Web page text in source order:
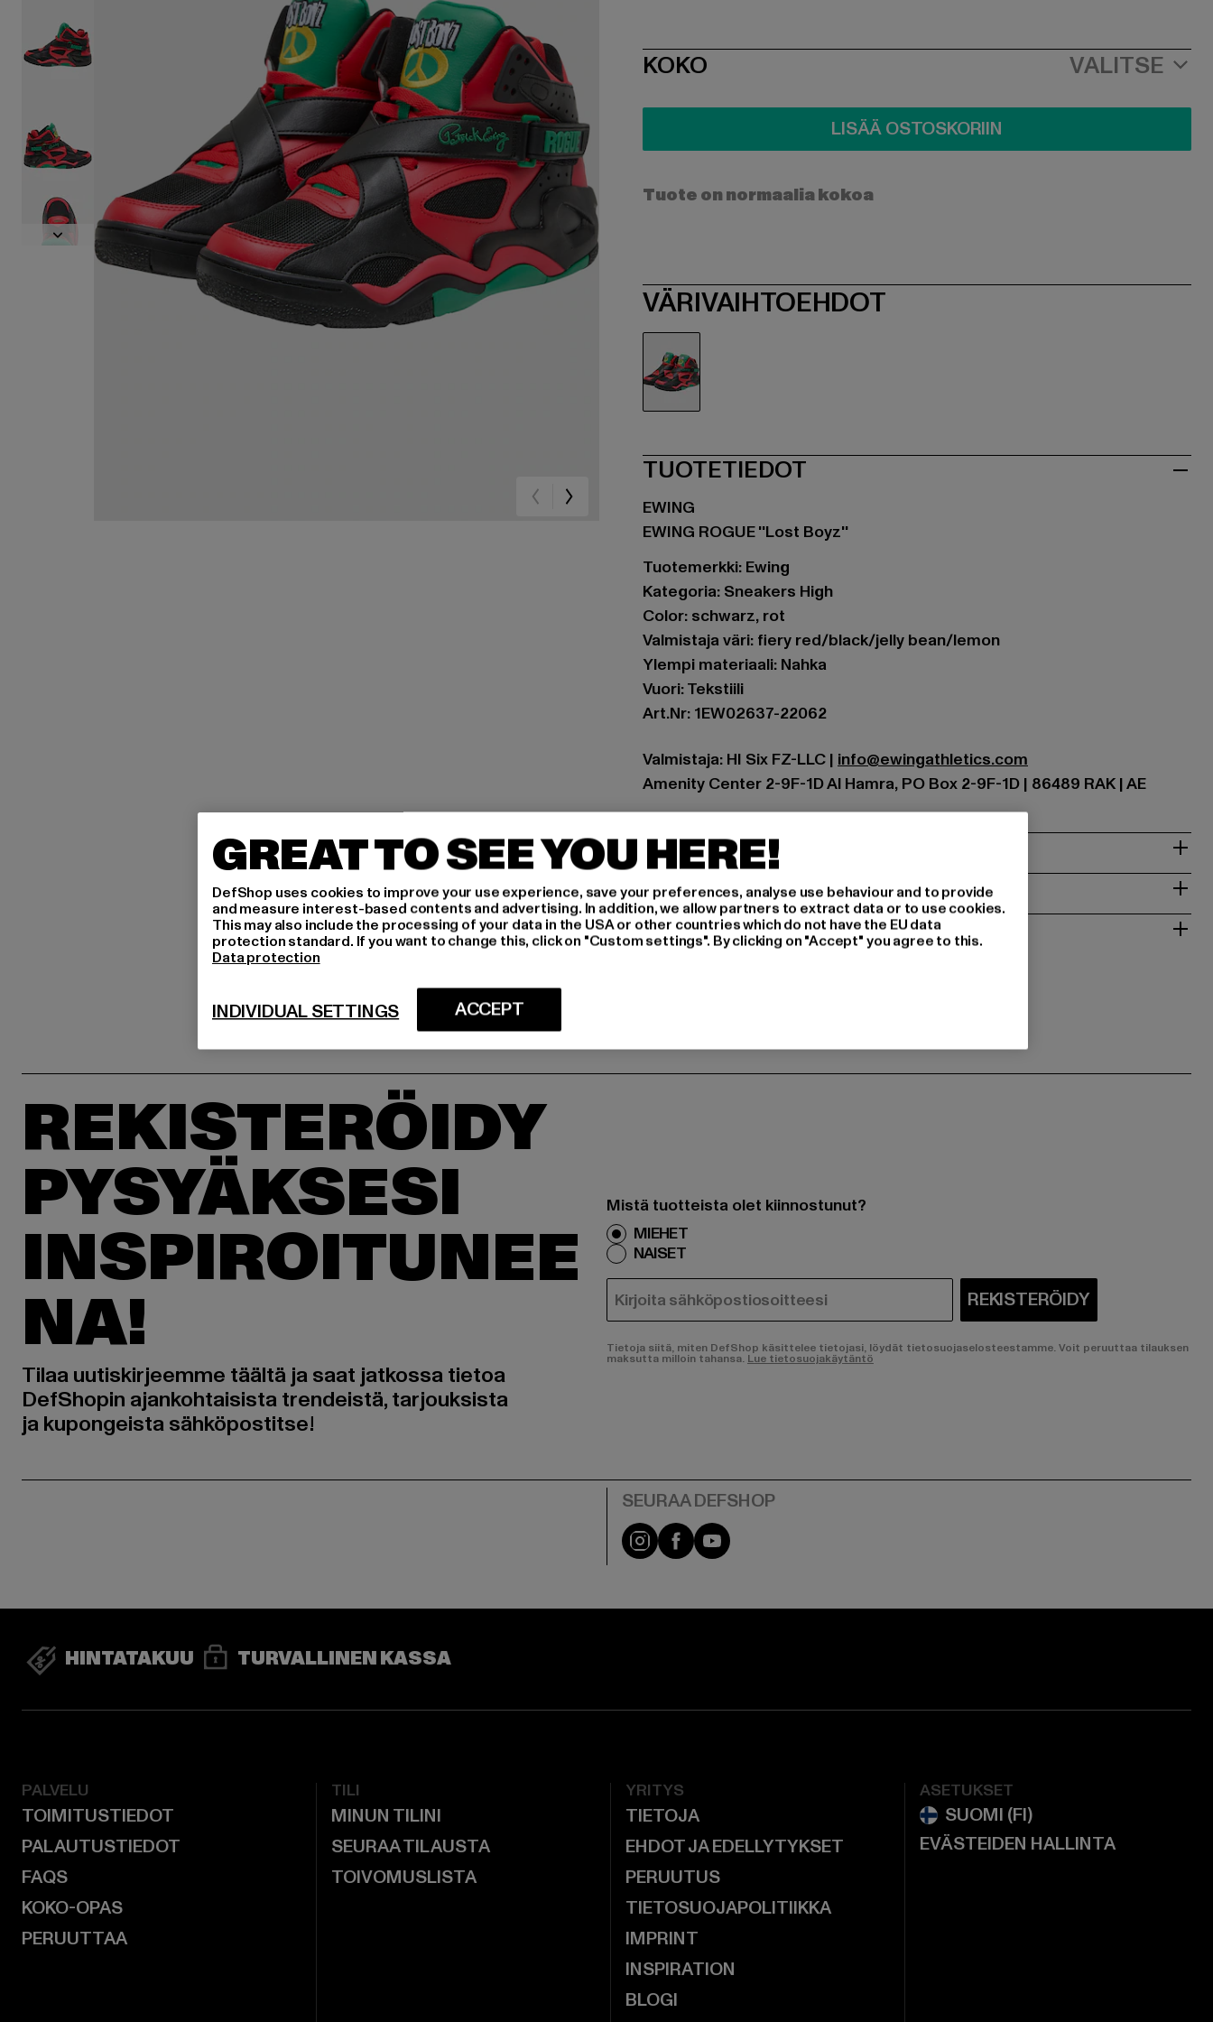
SIZE
KOKO VALITSE
LISÄÄ OSTOSKORIIN
Tuote on normaalia kokoa
VÄRIVAIHTOEHDOT
TUOTETIEDOT
EWING
EWING ROGUE ''Lost Boyz''
Tuotemerkki: Ewing
Kategoria: Sneakers High
Color: schwarz, rot
Valmistaja väri: fiery red/black/jelly bean/lemon
Ylempi materiaali: Nahka
Vuori: Tekstiili
Art.Nr: 1EW02637-22062
Valmistaja: HI Six FZ-LLC | info@ewingathletics.com
Amenity Center 2-9F-1D Al Hamra, PO Box 2-9F-1D | 86489 RAK | AE
MITOITUS
HOITO-OHJEET
TOIMITUS & PALAUTUS
REKISTERÖIDY
PYSYÄKSESI
INSPIROITUNEE
NA!
Tilaa uutiskirjeemme täältä ja saat jatkossa tietoa
DefShopin ajankohtaisista trendeistä, tarjouksista
ja kupongeista sähköpostitse!
Mistä tuotteista olet kiinnostunut?
MIEHET
NAISET
SÄHKÖPOSTI REKISTERÖIDY
Tietoja siitä, miten DefShop käsittelee tietojasi, löydät tietosuojaselosteestamme. Voit peruuttaa tilauksen
maksutta milloin tahansa. Lue tietosuojakäytäntö
Visit our Instagram page:
Visit our Facebook page:
Visit our YouTube channel:
HINTATAKUU TURVALLINEN KASSA
PALVELU
TOIMITUSTIEDOT
PALAUTUSTIEDOT
FAQS
KOKO-OPAS
PERUUTTAA
TILI
MINUN TILINI
SEURAA TILAUSTA
TOIVOMUSLISTA
YRITYS
TIETOJA
EHDOT JA EDELLYTYKSET
PERUUTUS
TIETOSUOJAPOLITIIKKA
IMPRINT
INSPIRATION
BLOGI
ASETUKSET
EVÄSTEIDEN HALLINTA
GREAT TO SEE YOU HERE!
DefShop uses cookies to improve your use experience, save your preferences, analyse use behaviour and to provide
and measure interest-based contents and advertising. In addition, we allow partners to extract data or to use cookies.
This may also include the processing of your data in the USA or other countries which do not have the EU data
protection standard. If you want to change this, click on "Custom settings". By clicking on "Accept" you agree to this.
Data protection
ACCEPT
INDIVIDUAL SETTINGS